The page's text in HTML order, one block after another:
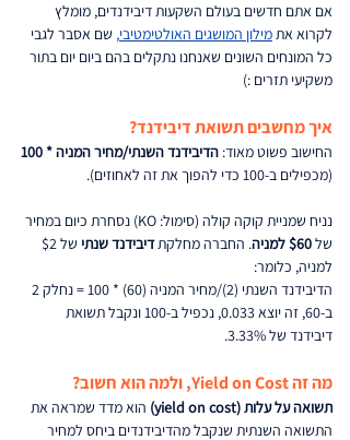
אם אתם חדשים בעולם השקעות דיבידנדים, מומלץ
לקרוא את מילון המושגים האולטימטיבי, שם אסבר לגבי
כל המונחים השונים שאנחנו נתקלים בהם ביום יום בתור
משקיעי תזרים :)
איך מחשבים תשואת דיבידנד?
החישוב פשוט מאוד: הדיבידנד השנתי/מחיר המניה * 100
(מכפילים ב-100 כדי להפוך את זה לאחוזים).
נניח שמניית קוקה קולה (סימול: KO) נסחרת כיום במחיר
של $60 למניה . החברה מחלקת דיבידנד שנתי
למניה, כלומר:
ב-60, זה יוצא 0.033, נכפיל ב-100 ונקבל תשואת
דיבידנד של 3.33%.
מה זה Yield on Cost, ולמה הוא חשוב?
תשואה על עלות (yield on cost)
הוא מדד שמראה את
התשואה השנתית שנקבל מהדיבידנדים ביחס למחיר